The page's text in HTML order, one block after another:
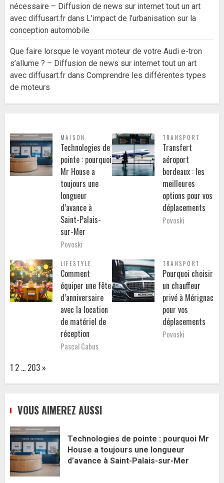
nécessaire – Diffusion de news sur internet tout un art
avec diffusart.fr dans L’impact de l’urbanisation sur la
conception automobile
Que faire lorsque le voyant moteur de votre Audi e-tron
s’allume ? – Diffusion de news sur internet tout un art
avec diffusart.fr dans Comprendre les différentes types
de moteurs
MAISON
Technologies de
pointe : pourquoi
Mr House a
toujours une
longueur
d’avance à
Saint-Palais-
sur-Mer
Povoski
TRANSPORT
Transfert
aéroport
bordeaux : les
meilleures
options pour vos
déplacements
Povoski
LIFESTYLE
Comment
équiper une fête
d’anniversaire
avec la location
de matériel de
réception
Pascal Cabus
TRANSPORT
Pourquoi choisir
un chauffeur
privé à Mérignac
pour vos
déplacements
Povoski
Page:
1 2 … 203 Next
»
VOUS AIMEREZ AUSSI
Technologies de pointe : pourquoi Mr
House a toujours une longueur
d’avance à Saint-Palais-sur-Mer